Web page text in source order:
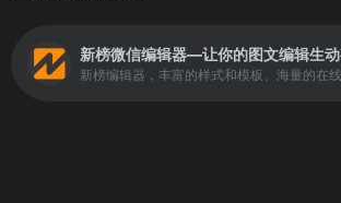
新榜微信编辑器—让你的图文编辑生